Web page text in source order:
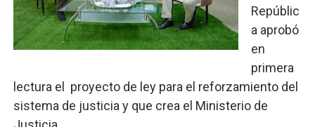
-Propeep y Gestión Presidencial encabezan entrega
Ministerio de Defensa siembra esperanza y protege
MICM y CECCOM retienen 213,355 galones de
Bienes Nacionales recauda más de RD 57 millones en
Repúblic
a aprobó
en
primera
lectura el proyecto de ley para el reforzamiento del
sistema de justicia y que crea el Ministerio de